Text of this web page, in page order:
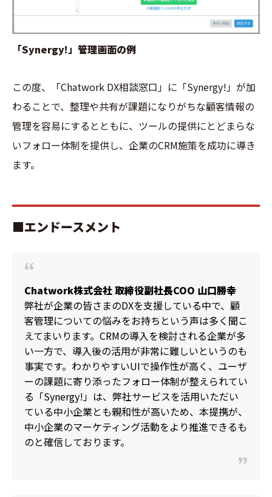
「Synergy!」管理画面の例
この度、「Chatwork DX相談窓口」に「Synergy!」が加
わることで、整理や共有が課題になりがちな顧客情報の
管理を容易にするとともに、ツールの提供にとどまらな
いフォロー体制を提供し、企業のCRM施策を成功に導き
ます。
■エンドースメント
Chatwork株式会社 取締役副社長COO 山口勝幸
弊社が企業の皆さまのDXを支援している中で、顧
客管理についての悩みをお持ちという声は多く聞こ
えてまいります。CRMの導入を検討される企業が多
い一方で、導入後の活用が非常に難しいというのも
事実です。わかりやすいUIで操作性が高く、ユーザ
ーの課題に寄り添ったフォロー体制が整えられてい
る「Synergy!」は、弊社サービスを活用いただい
ている中小企業とも親和性が高いため、本提携が、
中小企業のマーケティング活動をより推進できるも
のと確信しております。